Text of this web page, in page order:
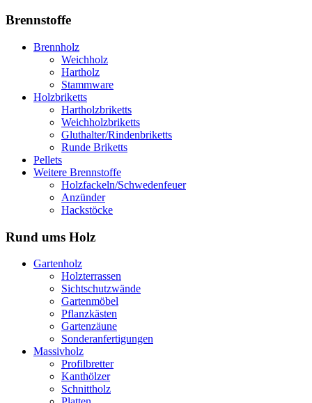
Brennstoffe
Brennholz
Weichholz
Hartholz
Stammware
Holzbriketts
Hartholzbriketts
Weichholzbriketts
Gluthalter/Rindenbriketts
Runde Briketts
Pellets
Weitere Brennstoffe
Holzfackeln/Schwedenfeuer
Anzünder
Hackstöcke
Rund ums Holz
Gartenholz
Holzterrassen
Sichtschutzwände
Gartenmöbel
Pflanzkästen
Gartenzäune
Sonderanfertigungen
Massivholz
Profilbretter
Kanthölzer
Schnittholz